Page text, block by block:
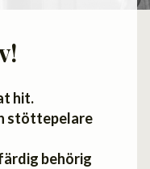
hit.
stöttepelare
behörig